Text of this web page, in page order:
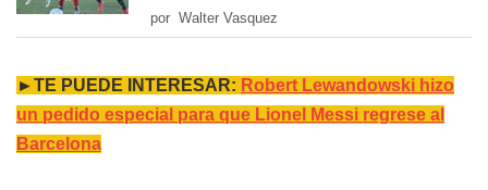
por Walter Vasquez
►TE PUEDE INTERESAR: Robert Lewandowski hizo
un pedido especial para que Lionel Messi regrese al
Barcelona